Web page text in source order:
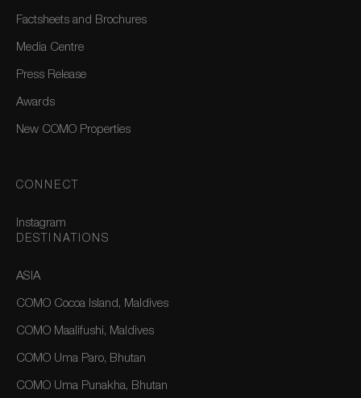
Factsheets and Brochures
Media Centre
Press Release
Awards
New COMO Properties
CONNECT
Instagram
DESTINATIONS
ASIA
COMO Cocoa Island, Maldives
COMO Maalifushi, Maldives
COMO Uma Paro, Bhutan
COMO Uma Punakha, Bhutan